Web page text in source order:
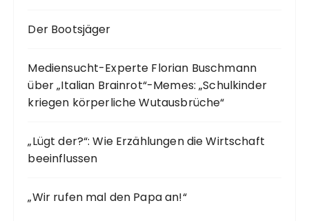
Der Bootsjäger
Mediensucht-Experte Florian Buschmann
über „Italian Brainrot“-Memes: „Schulkinder
kriegen körperliche Wutausbrüche“
„Lügt der?“: Wie Erzählungen die Wirtschaft
beeinflussen
„Wir rufen mal den Papa an!“